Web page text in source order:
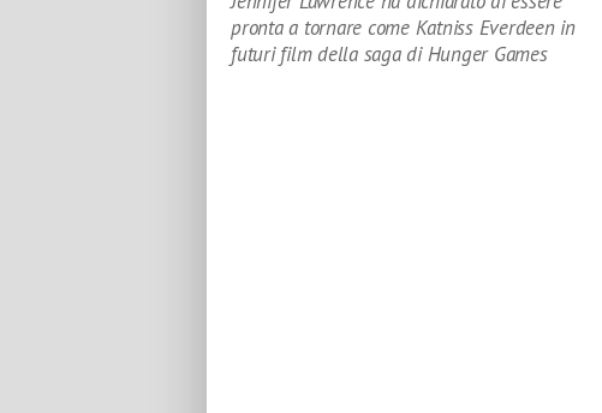
pronta a tornare come Katniss Everdeen in
futuri film della saga di Hunger Games